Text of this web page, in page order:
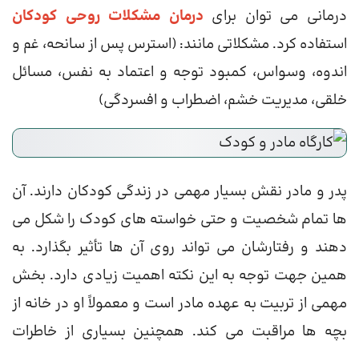
درمانی می توان برای درمان مشکلات روحی کودکان
استفاده کرد. مشکلاتی مانند: (استرس پس از سانحه، غم و
اندوه، وسواس، کمبود توجه و اعتماد به نفس، مسائل
خلقی، مدیریت خشم، اضطراب و افسردگی)
پدر و مادر نقش بسیار مهمی در زندگی کودکان دارند. آن
ها تمام شخصیت و حتی خواسته های کودک را شکل می
دهند و رفتارشان می تواند روی آن ها تأثیر بگذارد. به
همین جهت توجه به این نکته اهمیت زیادی دارد. بخش
مهمی از تربیت به عهده مادر است و معمولاً او در خانه از
بچه ها مراقبت می کند. همچنین بسیاری از خاطرات